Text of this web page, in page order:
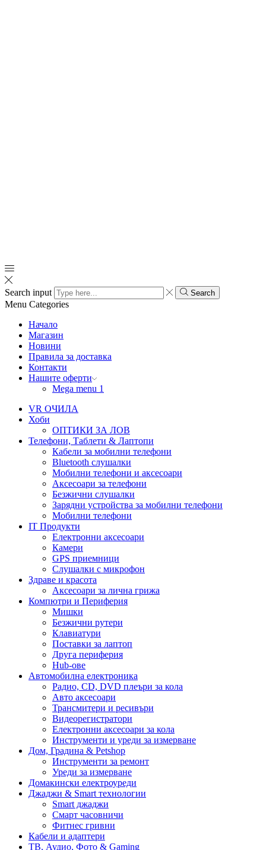
Search input Search
Menu Categories
Начало
Магазин
Новини
Правила за доставка
Контакти
Нашите оферти
Mega menu 1
VR ОЧИЛА
Хоби
ОПТИКИ ЗА ЛОВ
Телефони, Таблети & Лаптопи
Кабели за мобилни телефони
Bluetooth слушалки
Мобилни телефони и аксесоари
Аксесоари за телефони
Безжични слушалки
Зарядни устройства за мобилни телефони
Мобилни телефони
IT Продукти
Електронни аксесоари
Камери
GPS приемници
Слушалки с микрофон
Здраве и красота
Аксесоари за лична грижа
Компютри и Периферия
Мишки
Безжични рутери
Клавиатури
Поставки за лаптоп
Друга периферия
Hub-ове
Автомобилна електроника
Радио, CD, DVD плеъри за кола
Авто аксесоари
Трансмитери и ресивъри
Видеорегистратори
Електронни аксесоари за кола
Инструменти и уреди за измерване
Дом, Градина & Petshop
Инструменти за ремонт
Уреди за измерване
Домакински електроуреди
Джаджи & Smart технологии
Smart джаджи
Смарт часовничи
Фитнес гривни
Кабели и адаптери
ТВ, Аудио, Фото & Gaming